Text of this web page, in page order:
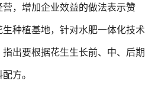
，增加企业效益的做法表示赞
种植基地，针对水肥一体化技术
出要根据花生生长前、中、后期
方。